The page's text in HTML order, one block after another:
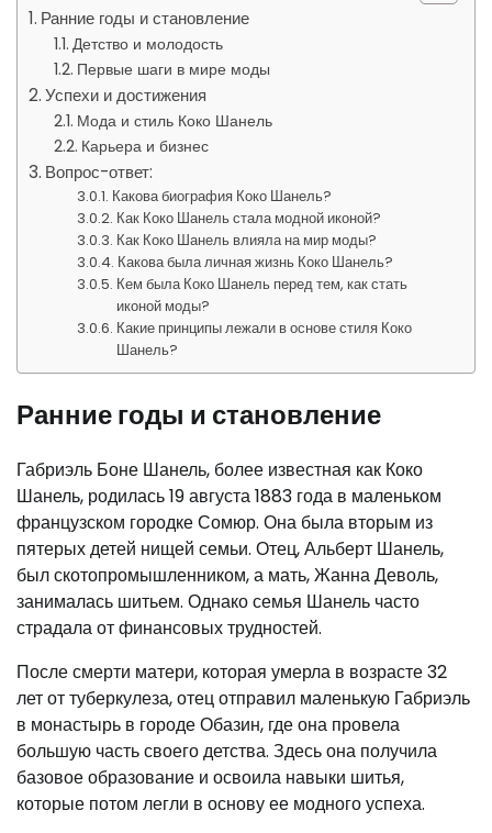
Ранние годы и становление
Детство и молодость
Первые шаги в мире моды
Успехи и достижения
Мода и стиль Коко Шанель
Карьера и бизнес
Вопрос-ответ:
Какова биография Коко Шанель?
Как Коко Шанель стала модной иконой?
Как Коко Шанель влияла на мир моды?
Какова была личная жизнь Коко Шанель?
Кем была Коко Шанель перед тем, как стать
иконой моды?
Какие принципы лежали в основе стиля Коко
Шанель?
Ранние годы и становление
Габриэль Боне Шанель, более известная как Коко
Шанель, родилась 19 августа 1883 года в маленьком
французском городке Сомюр. Она была вторым из
пятерых детей нищей семьи. Отец, Альберт Шанель,
был скотопромышленником, а мать, Жанна Деволь,
занималась шитьем. Однако семья Шанель часто
страдала от финансовых трудностей.
После смерти матери, которая умерла в возрасте 32
лет от туберкулеза, отец отправил маленькую Габриэль
в монастырь в городе Обазин, где она провела
большую часть своего детства. Здесь она получила
базовое образование и освоила навыки шитья,
которые потом легли в основу ее модного успеха.